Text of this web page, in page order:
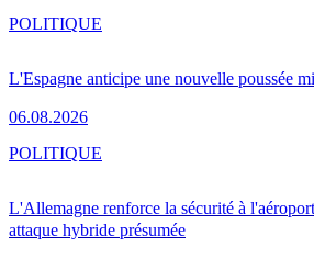
L'Espagne anticipe une nouvelle poussée
06.08.2026
POLITIQUE
L'Allemagne renforce la sécurité à
attaque hybride présumée
POLITIQUE